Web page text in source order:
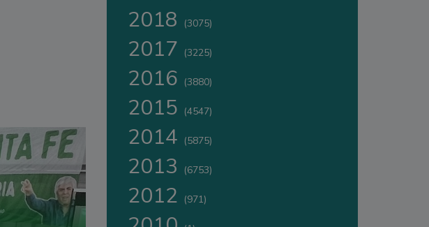
2018 (3075)
2017 (3225)
2016 (3880)
2015 (4547)
2014 (5875)
2013 (6753)
2012 (971)